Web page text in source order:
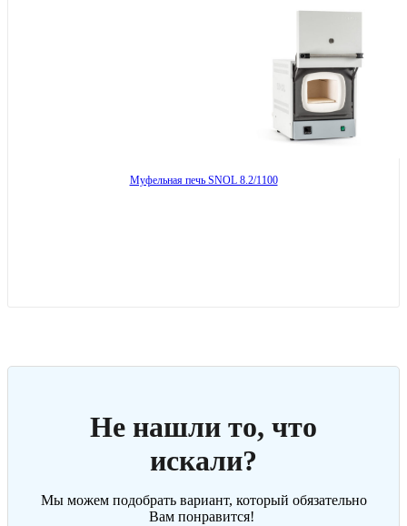
Муфельная печь SNOL 8.2/1100
Не нашли то, что
искали?
Мы можем подобрать вариант, который обязательно
Вам понравится!